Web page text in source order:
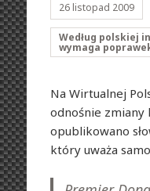
26 listopad 2009
Według polskiej
wymaga
Na Wirtualnej
odnośnie zmiany
opublikowano
który uważa